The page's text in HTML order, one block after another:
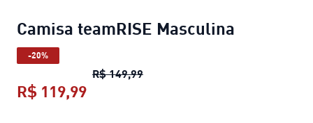
Camisa teamRISE Masculina
-20%
R$ 149,99Camisa teamRISE Masculina
R$ 119,99